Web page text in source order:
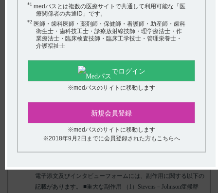
電子添文及びインタビューフォームには、授乳婦への投与に関す
る以下の記載があります。 授乳しないことが望ましい。ヒト母
乳中に移行することが報告...
【エピレオプチマル】 薬物相互作用（併用禁忌・併
用注意など）について教えて下さい。
以下の記載があります。 ■併用禁忌とその理由 設定されていな
電子添文及びインタビューフォームには、副作用に関する以下の
記載があります。 ■重大な副作用 （1）Stevens－Johnson症候群
*1 medパスとは複数の医療サイトで共通して利用可能な「医
療関係者の共通ID」です。
*2 医師・歯科医師・薬剤師・保健師・看護師・助産師・歯科
衛生士・歯科技工士・診療放射線技師・理学療法士・作
業療法士・臨床検査技師・臨床工学技士・管理栄養士・
介護福祉士
でログイン
※medパスのサイトに移動します
新規会員登録
※medパスのサイトに移動します
※2018年9月2日までに会員登録された方もこちらへ